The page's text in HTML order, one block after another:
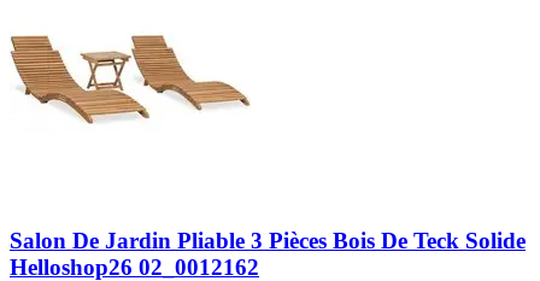
Salon De Jardin Pliable 3 Pièces Bois De Teck Solide
Helloshop26 02_0012162